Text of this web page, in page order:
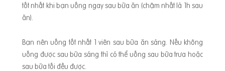
tốt nhất khi bạn uống ngay sau bữa ăn (chậm nhất là 1h sau
ăn).
Bạn nên uống tốt nhất 1 viên sau bữa ăn sáng. Nếu không
uống được sau bữa sáng thì có thể uống sau bữa trưa hoặc
sau bữa tối đều được.